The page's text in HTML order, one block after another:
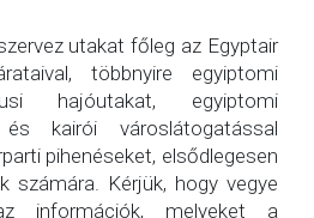
utakat főleg az Egyptair
többnyire egyiptomi
hajóutakat, egyiptomi
és kairói városlátogatással
pihenéseket, elsődlegesen
számára. Kérjük, hogy vegye
információk, melyeket a